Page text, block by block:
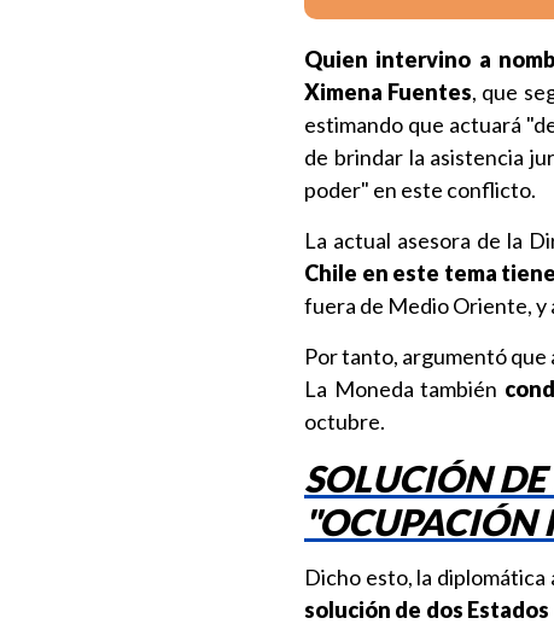
Quien intervino a
Ximena Fuentes, que
estimando que actuará
de brindar la asistencia
poder" en este conflicto.
La actual asesora de la
Chile en este tema
fuera de Medio Oriente, y
Por tanto, argumentó que
La Moneda también
octubre.
SOLUCIÓN
"OCUPACIÓN
Dicho esto, la
solución de dos